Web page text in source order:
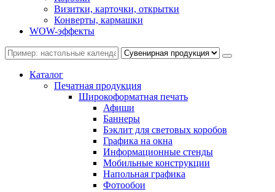
Визитки, карточки, открытки
Конверты, кармашки
WOW-эффекты
Каталог
Печатная продукция
Широкоформатная печать
Афиши
Баннеры
Бэклит для световых коробов
Графика на окна
Информационные стенды
Мобильные конструкции
Напольная графика
Фотообои